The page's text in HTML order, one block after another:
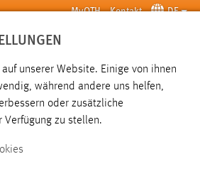
MyOTH Kontakt DE
SUCHE
BEWERBEN
unserer Website. Einige von ihnen
während andere uns helfen,
oder zusätzliche
Verfügung zu stellen.